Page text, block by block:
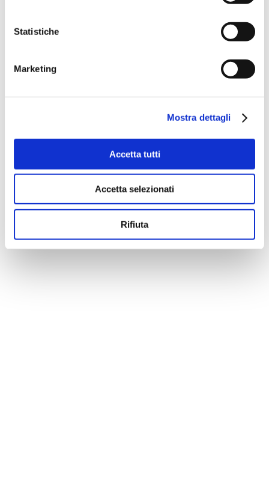
Statistiche
Marketing
Mostra dettagli
Accetta tutti
Accetta selezionati
Rifiuta